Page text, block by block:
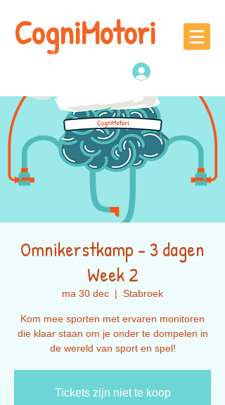
CogniMotori
Naschoolse
Omnikerstkamp - 3 dagen
Week 2
ma 30 dec
  |
Stabroek
Kom mee sporten met ervaren monitoren
die klaar staan om je onder te dompelen in
de wereld van sport en spel!
Tickets zijn niet te koop